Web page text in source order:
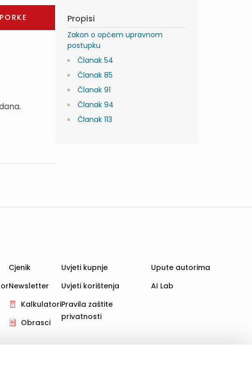
Propisi
Zakon o općem upravnom
postupku
Članak 54
Članak 85
Članak 91
Članak 94
Članak 113
Cjenik
Newsletter
Kalkulatori
Obrasci
Uvjeti kupnje
Uvjeti korištenja
Pravila zaštite
privatnosti
Upute autorima
AI Lab